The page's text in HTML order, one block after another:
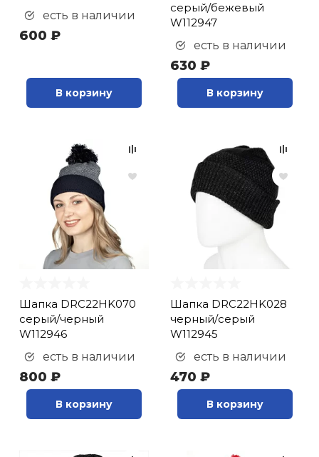
есть в наличии
600 ₽
В корзину
серый/бежевый
W112947
есть в наличии
630 ₽
В корзину
Шапка DRC22HK070
серый/черный
W112946
есть в наличии
800 ₽
В корзину
Шапка DRC22HK028
черный/серый
W112945
есть в наличии
470 ₽
В корзину